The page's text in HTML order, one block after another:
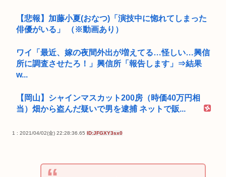
【悲報】加藤小夏(おなつ)「演技中に惚れてしまった
俳優がいる」 （※動画あり）
ワイ「最近、嫁の夜間外出が増えてる…怪しい…興信
所に調査させたろ！」興信所「報告します」⇒結果
w...
【岡山】シャインマスカット200房（時価40万円相
当）畑から盗んだ疑いで男を逮捕 ネットで販...
1 : 2021/04/02(金) 22:28:36.65 ID:JFGXY3sx0